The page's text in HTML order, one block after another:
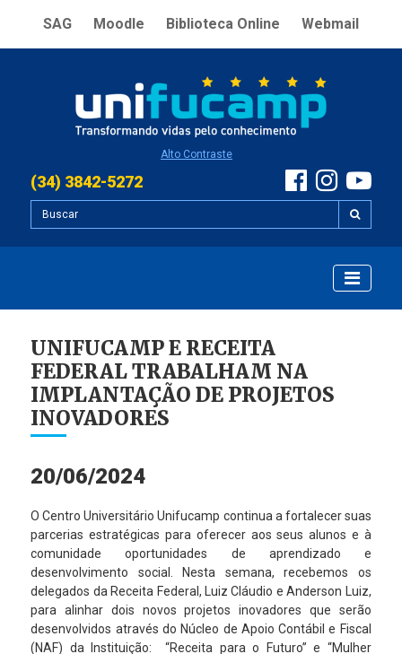
SAG Moodle Biblioteca Online Webmail
Alto Contraste
(34) 3842-5272
UNIFUCAMP E RECEITA
FEDERAL TRABALHAM NA
IMPLANTAÇÃO DE PROJETOS
INOVADORES
20/06/2024
O Centro Universitário Unifucamp continua a fortalecer suas
parcerias estratégicas para oferecer aos seus alunos e à
comunidade oportunidades de aprendizado e
desenvolvimento social. Nesta semana, recebemos os
delegados da Receita Federal, Luiz Cláudio e Anderson Luiz,
para alinhar dois novos projetos inovadores que serão
desenvolvidos através do Núcleo de Apoio Contábil e Fiscal
(NAF) da Instituição: “Receita para o Futuro” e “Mulher